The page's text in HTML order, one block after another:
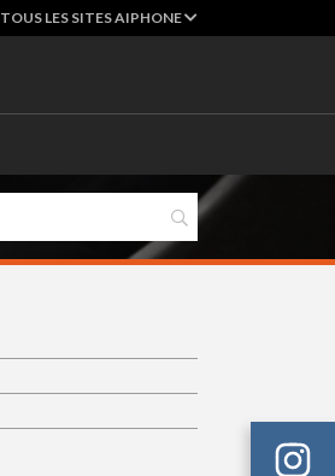
TOUS LES SITES AIPHONE